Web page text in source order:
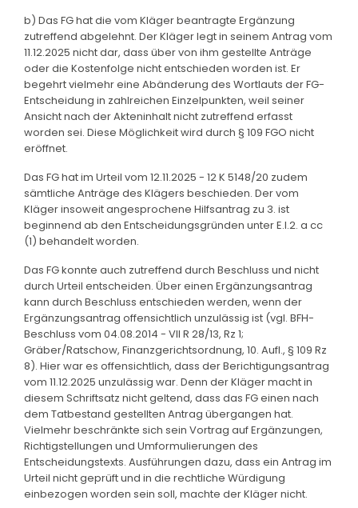
b) Das FG hat die vom Kläger beantragte Ergänzung
zutreffend abgelehnt. Der Kläger legt in seinem Antrag vom
11.12.2025 nicht dar, dass über von ihm gestellte Anträge
oder die Kostenfolge nicht entschieden worden ist. Er
begehrt vielmehr eine Abänderung des Wortlauts der FG-
Entscheidung in zahlreichen Einzelpunkten, weil seiner
Ansicht nach der Akteninhalt nicht zutreffend erfasst
worden sei. Diese Möglichkeit wird durch § 109 FGO nicht
eröffnet.
Das FG hat im Urteil vom 12.11.2025 - 12 K 5148/20 zudem
sämtliche Anträge des Klägers beschieden. Der vom
Kläger insoweit angesprochene Hilfsantrag zu 3. ist
beginnend ab den Entscheidungsgründen unter E.I.2. a cc
(1) behandelt worden.
Das FG konnte auch zutreffend durch Beschluss und nicht
durch Urteil entscheiden. Über einen Ergänzungsantrag
kann durch Beschluss entschieden werden, wenn der
Ergänzungsantrag offensichtlich unzulässig ist (vgl. BFH-
Beschluss vom 04.08.2014 - VII R 28/13, Rz 1;
Gräber/Ratschow, Finanzgerichtsordnung, 10. Aufl., § 109 Rz
8). Hier war es offensichtlich, dass der Berichtigungsantrag
vom 11.12.2025 unzulässig war. Denn der Kläger macht in
diesem Schriftsatz nicht geltend, dass das FG einen nach
dem Tatbestand gestellten Antrag übergangen hat.
Vielmehr beschränkte sich sein Vortrag auf Ergänzungen,
Richtigstellungen und Umformulierungen des
Entscheidungstexts. Ausführungen dazu, dass ein Antrag im
Urteil nicht geprüft und in die rechtliche Würdigung
einbezogen worden sein soll, machte der Kläger nicht.